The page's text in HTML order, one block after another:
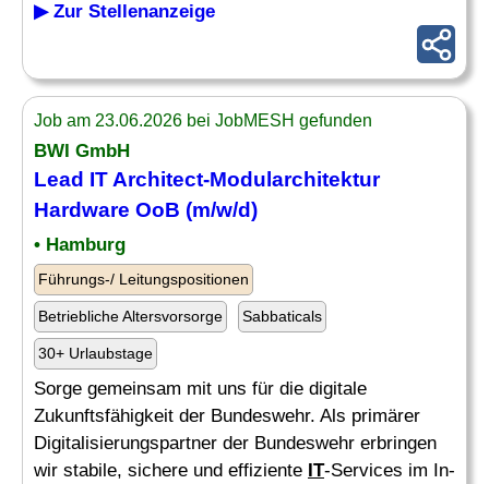
▶ Zur Stellenanzeige
Job am 23.06.2026 bei JobMESH gefunden
BWI GmbH
Lead IT Architect-Modularchitektur
Hardware OoB (m/w/d)
• Hamburg
Führungs-/ Leitungspositionen
Betriebliche Altersvorsorge Sabbaticals
30+ Urlaubstage
Sorge gemeinsam mit uns für die digitale
Zukunftsfähigkeit der Bundeswehr. Als primärer
Digitalisierungspartner der Bundeswehr erbringen
wir stabile, sichere und effiziente IT-Services im In-